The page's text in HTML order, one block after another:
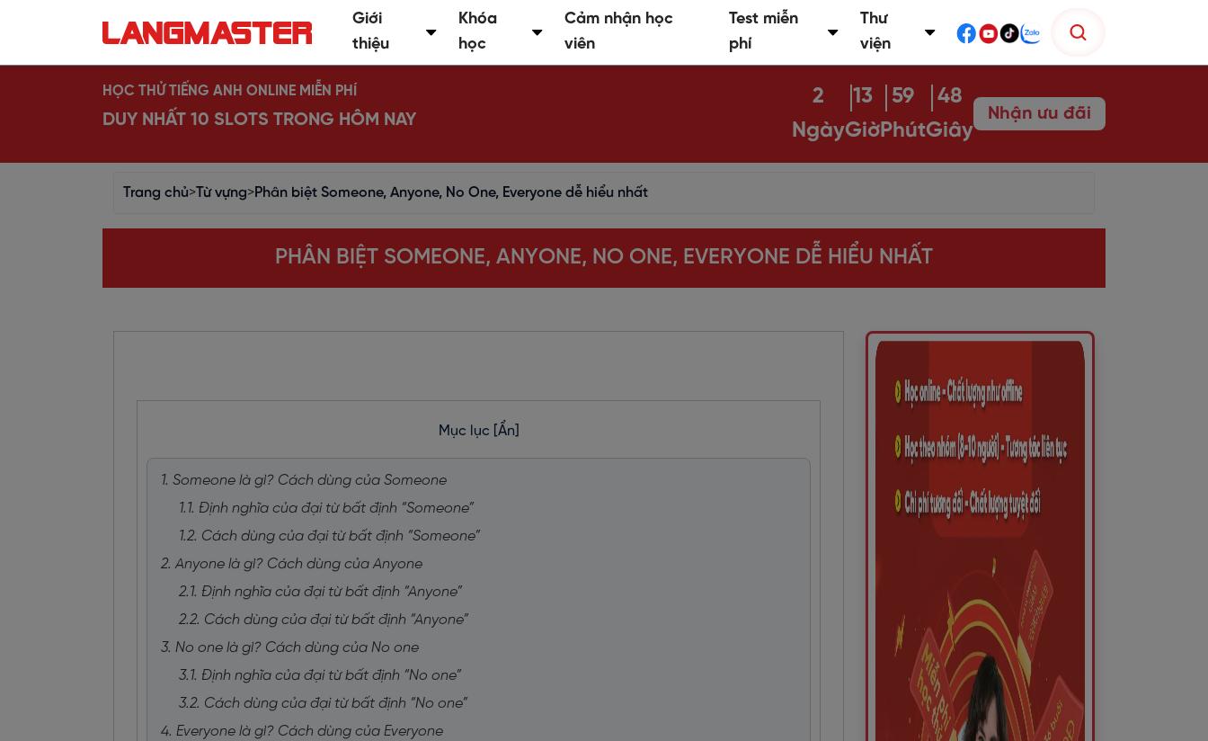
Giới
thiệu
Khóa
học
Cảm nhận học
viên
Test miễn
phí
Thư
viện
HỌC THỬ TIẾNG ANH ONLINE MIỄN PHÍ
DUY NHẤT 10 SLOTS TRONG HÔM NAY
2
Ngày
13
Giờ
59
Phút
47
Giây
Nhận ưu đãi
Trang chủ>Từ vựng>Phân biệt Someone, Anyone, No One, Everyone dễ hiểu nhất
PHÂN BIỆT SOMEONE, ANYONE, NO ONE, EVERYONE DỄ HIỂU NHẤT
Mục lục [Ẩn]
1. Someone là gì? Cách dùng của Someone
1.1. Định nghĩa của đại từ bất định “Someone”
1.2. Cách dùng của đại từ bất định “Someone”
2. Anyone là gì? Cách dùng của Anyone
2.1. Định nghĩa của đại từ bất định “Anyone”
2.2. Cách dùng của đại từ bất định “Anyone”
3. No one là gì? Cách dùng của No one
3.1. Định nghĩa của đại từ bất định “No one”
3.2. Cách dùng của đại từ bất định “No one”
4. Everyone là gì? Cách dùng của Everyone